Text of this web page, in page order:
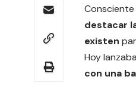
destacar
existen
Hoy
con una